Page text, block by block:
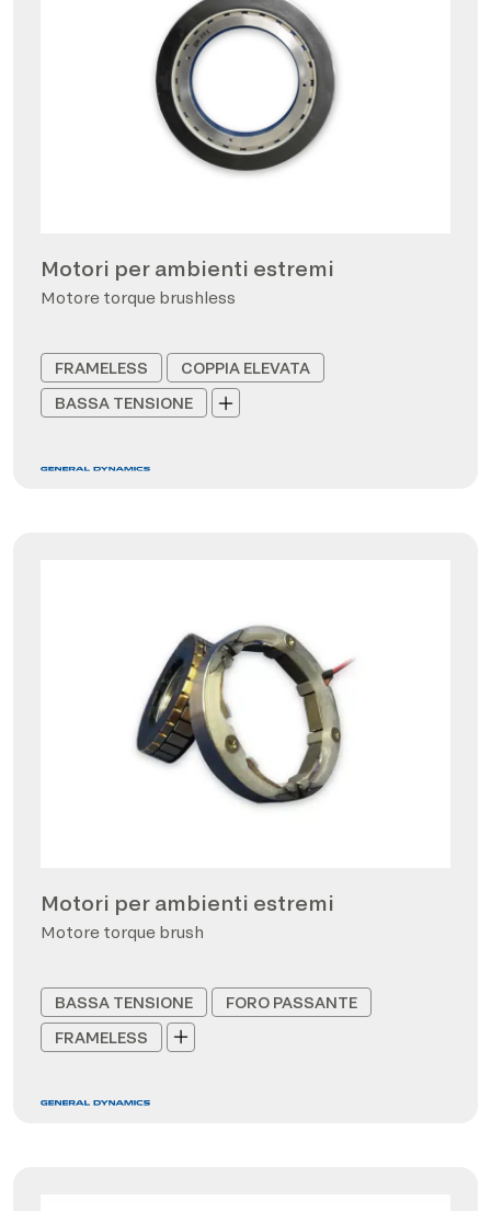
Motori per ambienti estremi
Motore torque brushless
FRAMELESS
COPPIA ELEVATA
BASSA TENSIONE
Motori per ambienti estremi
Motore torque brush
BASSA TENSIONE
FORO PASSANTE
FRAMELESS